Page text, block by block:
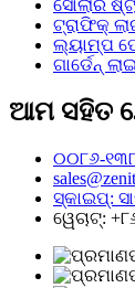
ସୋଲାର
ଟ୍ରାଫିକ୍
ଲ୍ୟାମ୍ପ
ଗାର୍ଡେନ୍
ଆମ ସହିତ
୦୦୮୬-
ସ୍କାଇପ୍:
ୱେଚାଟ୍: